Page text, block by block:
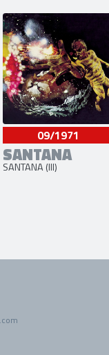
09/1971
SANTANA
SANTANA (III)